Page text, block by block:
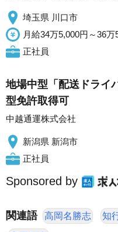
埼玉県 川口市
月給34万5,000円～36万
正社員
地場中型「配送ドライ
型免許取得可
中越通運株式会社
新潟県 新潟市
正社員
Sponsored by
関連語 高岡名勝志 知